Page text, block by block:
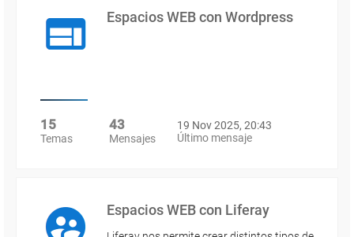
Espacios WEB con Wordpress
15
Temas
43
Mensajes
19 Nov 2025, 20:43
Último mensaje
Espacios WEB con Liferay